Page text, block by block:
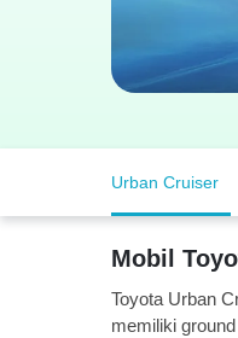
Urban Cruiser
Mobil
Toyota Urban
memiliki